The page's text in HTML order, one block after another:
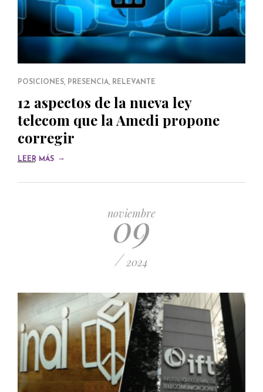
POSICIONES, PRESENCIA, RELEVANTE
12 aspectos de la nueva ley
telecom que la Amedi propone
corregir
LEER MÁS →
noviembre
09
/ 2024